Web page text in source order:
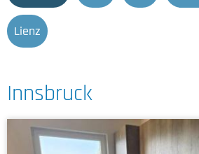
Lienz
Innsbruck